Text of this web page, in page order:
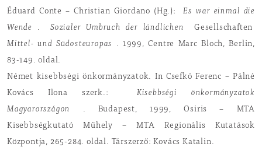
Éduard Conte – Christian Giordano (Hg.):Es war einmal die
Wende . Sozialer Umbruch der ländlichen
Gesellschaften
Mittel- und Südosteuropas . 1999, Centre Marc Bloch, Berlin,
83-149. oldal.
Német kisebbségi önkormányzatok. In Csefkó Ferenc – Pálné
Kovács Ilona szerk.: Kisebbségi önkormányzatok
Magyarországon
. Budapest, 1999, Osiris – MTA
Kisebbségkutató Műhely – MTA Regionális Kutatások
Központja, 265-284. oldal. Társzerző: Kovács Katalin.